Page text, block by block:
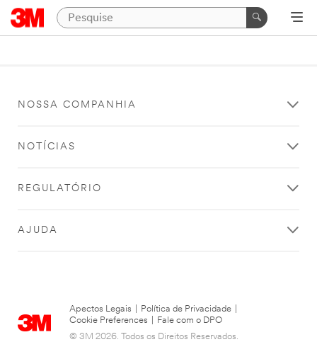
NOSSA COMPANHIA
NOTÍCIAS
REGULATÓRIO
AJUDA
Apectos Legais Política de Privacidade
Cookie Preferences
Fale com o DPO
© 3M 2026. Todos os Direitos Reservados.